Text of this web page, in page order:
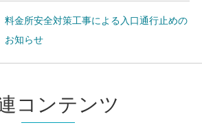
料金所安全対策工事による入口通行止めの
お知らせ
コンテンツ